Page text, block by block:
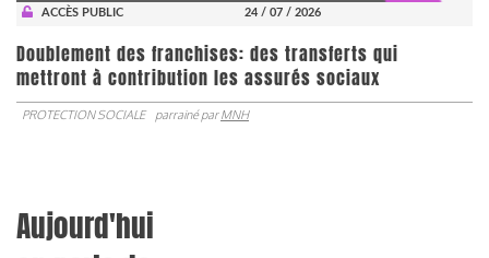
ACCÈS PUBLIC
24 / 07 / 2026
Doublement des franchises: des transferts qui
mettront à contribution les assurés sociaux
PROTECTION SOCIALE parrainé parMNH
Aujourd'hui